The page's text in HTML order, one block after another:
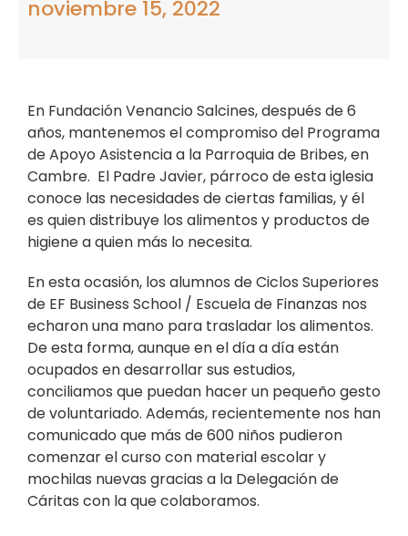
noviembre 15, 2022
En Fundación Venancio Salcines, después de 6
años, mantenemos el compromiso del Programa
de Apoyo Asistencia a la Parroquia de Bribes, en
Cambre. El Padre Javier, párroco de esta iglesia
conoce las necesidades de ciertas familias, y él
es quien distribuye los alimentos y productos de
higiene a quien más lo necesita.
En esta ocasión, los alumnos de Ciclos Superiores
de EF Business School / Escuela de Finanzas nos
echaron una mano para trasladar los alimentos.
De esta forma, aunque en el día a día están
ocupados en desarrollar sus estudios,
conciliamos que puedan hacer un pequeño gesto
de voluntariado. Además, recientemente nos han
comunicado que más de 600 niños pudieron
comenzar el curso con material escolar y
mochilas nuevas gracias a la Delegación de
Cáritas con la que colaboramos.